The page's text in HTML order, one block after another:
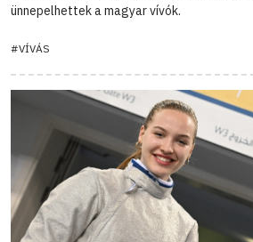
ünnepelhettek a magyar vívók.
#VÍVÁS